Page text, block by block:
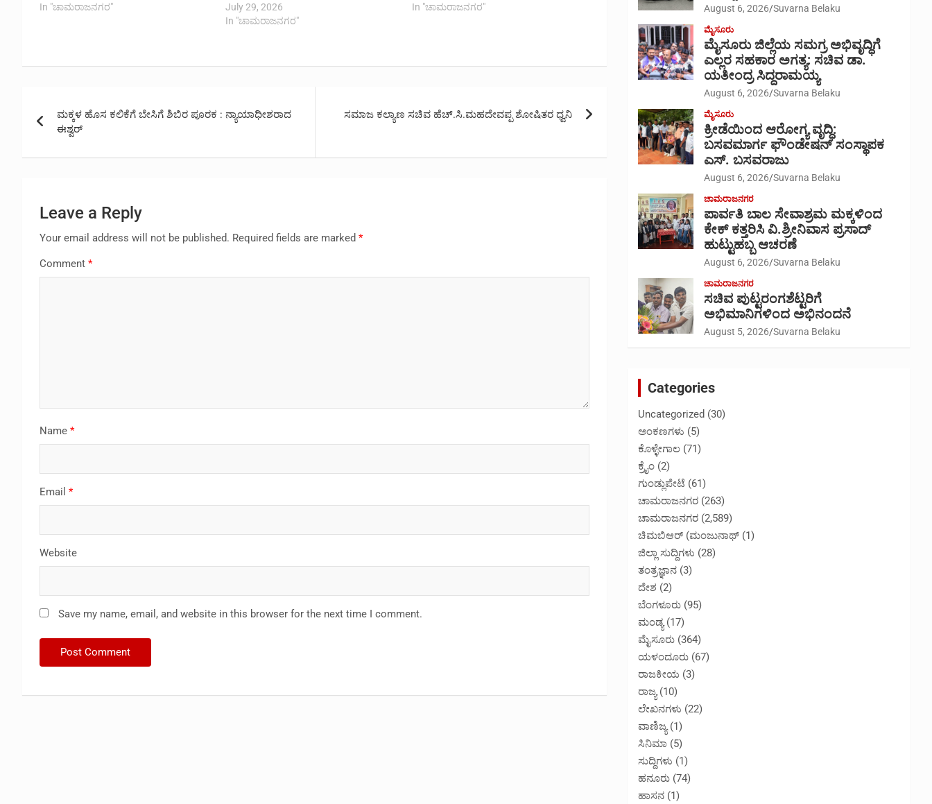
In "ಚಾಮರಾಜನಗರ"
July 29, 2026
In "ಚಾಮರಾಜನಗರ"
In "ಚಾಮರಾಜನಗರ"
navigation
ಮಕ್ಕಳ ಹೊಸ ಕಲಿಕೆಗೆ ಬೇಸಿಗೆ ಶಿಬಿರ ಪೂರಕ : ನ್ಯಾಯಾಧೀಶರಾದ
ಈಶ್ವರ್
ಸಮಾಜ ಕಲ್ಯಾಣ ಸಚಿವ ಹೆಚ್.ಸಿ.ಮಹದೇವಪ್ಪ ಶೋಷಿತರ ಧ್ವನಿ
Leave a Reply
Your email address will not be published. Required fields are marked *
Comment *
Name *
Email *
Website
Save my name, email, and website in this browser for the next time I comment.
August 6, 2026 Suvarna Belaku
ಮೈಸೂರು
ಮೈಸೂರು ಜಿಲ್ಲೆಯ ಸಮಗ್ರ ಅಭಿವೃದ್ಧಿಗೆ
ಎಲ್ಲರ ಸಹಕಾರ ಅಗತ್ಯ: ಸಚಿವ ಡಾ.
ಯತೀಂದ್ರ ಸಿದ್ದರಾಮಯ್ಯ
August 6, 2026 Suvarna Belaku
ಮೈಸೂರು
ಕ್ರೀಡೆಯಿಂದ ಆರೋಗ್ಯ ವೃದ್ಧಿ:
ಬಸವಮಾರ್ಗ ಫೌಂಡೇಷನ್ ಸಂಸ್ಥಾಪಕ
ಎಸ್. ಬಸವರಾಜು
August 6, 2026 Suvarna Belaku
ಚಾಮರಾಜನಗರ
ಪಾರ್ವತಿ ಬಾಲ ಸೇವಾಶ್ರಮ ಮಕ್ಕಳಿಂದ
ಕೇಕ್ ಕತ್ತರಿಸಿ ವಿ.ಶ್ರೀನಿವಾಸ ಪ್ರಸಾದ್
ಹುಟ್ಟುಹಬ್ಬ ಆಚರಣೆ
August 6, 2026 Suvarna Belaku
ಚಾಮರಾಜನಗರ
ಸಚಿವ ಪುಟ್ಟರಂಗಶೆಟ್ಟರಿಗೆ
ಅಭಿಮಾನಿಗಳಿಂದ ಅಭಿನಂದನೆ
August 5, 2026 Suvarna Belaku
Categories
Uncategorized (30)
ಅಂಕಣಗಳು (5)
ಕೊಳ್ಳೇಗಾಲ (71)
ಕ್ರೈಂ (2)
ಗುಂಡ್ಲುಪೇಟೆ (61)
ಚಾಮರಾಜನಗರ (263)
ಚಾಮರಾಜನಗರ (2,589)
ಚಿಮಬಿಆರ್ (ಮಂಜುನಾಥ್ (1)
ಜಿಲ್ಲಾ ಸುದ್ದಿಗಳು (28)
ತಂತ್ರಜ್ಞಾನ (3)
ದೇಶ (2)
ಬೆಂಗಳೂರು (95)
ಮಂಡ್ಯ(17)
ಮೈಸೂರು (364)
ಯಳಂದೂರು (67)
ರಾಜಕೀಯ (3)
ರಾಜ್ಯ(10)
ಲೇಖನಗಳು (22)
ವಾಣಿಜ್ಯ(1)
ಸಿನಿಮಾ (5)
ಸುದ್ದಿಗಳು (1)
ಹನೂರು (74)
ಹಾಸನ (1)